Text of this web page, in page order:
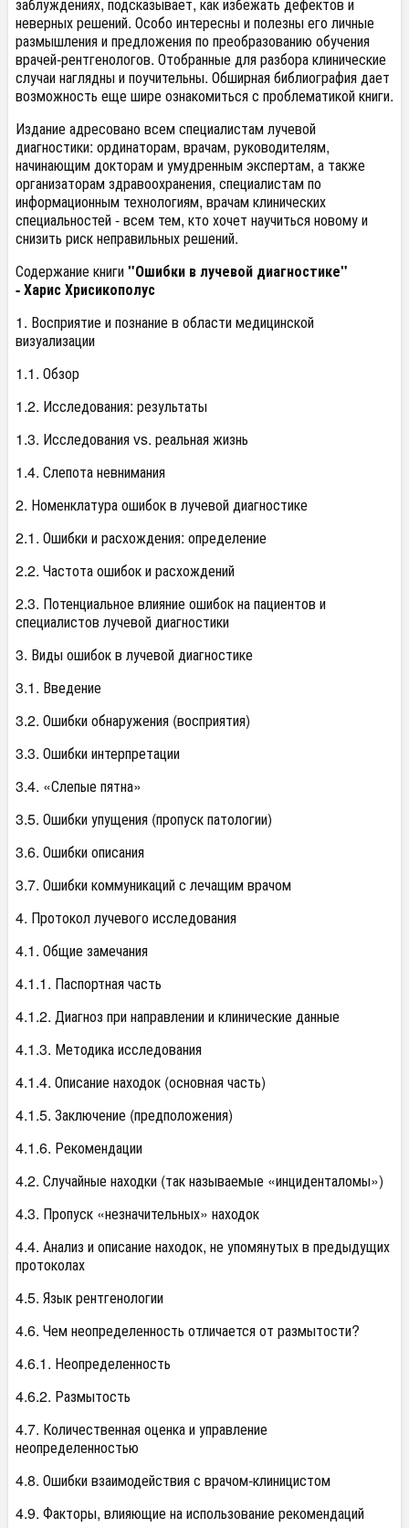
заблуждениях, подсказывает, как избежать дефектов и
неверных решений. Особо интересны и полезны его личные
размышления и предложения по преобразованию обучения
врачей-рентгенологов. Отобранные для разбора клинические
случаи наглядны и поучительны. Обширная библиография дает
возможность еще шире ознакомиться с проблематикой книги.
Издание адресовано всем специалистам лучевой
диагностики: ординаторам, врачам, руководителям,
начинающим докторам и умудренным экспертам, а также
организаторам здравоохранения, специалистам по
информационным технологиям, врачам клинических
специальностей - всем тем, кто хочет научиться новому и
снизить риск неправильных решений.
Содержание книги"Ошибки в лучевой диагностике"
-Харис Хрисикополус
1. Восприятие и познание в области медицинской
визуализации
1.1. Обзор
1.2. Исследования: результаты
1.3. Исследования vs. реальная жизнь
1.4. Слепота невнимания
2. Номенклатура ошибок в лучевой диагностике
2.1. Ошибки и расхождения: определение
2.2. Частота ошибок и расхождений
2.3. Потенциальное влияние ошибок на пациентов и
специалистов лучевой диагностики
3. Виды ошибок в лучевой диагностике
3.1. Введение
3.2. Ошибки обнаружения (восприятия)
3.3. Ошибки интерпретации
3.4. «Слепые пятна»
3.5. Ошибки упущения (пропуск патологии)
3.6. Ошибки описания
3.7. Ошибки коммуникаций с лечащим врачом
4. Протокол лучевого исследования
4.1. Общие замечания
4.1.1. Паспортная часть
4.1.2. Диагноз при направлении и клинические данные
4.1.3. Методика исследования
4.1.4. Описание находок (основная часть)
4.1.5. Заключение (предположения)
4.1.6. Рекомендации
4.2. Случайные находки (так называемые «инциденталомы»)
4.3. Пропуск «незначительных» находок
4.4. Анализ и описание находок, не упомянутых в предыдущих
протоколах
4.5. Язык рентгенологии
4.6. Чем неопределенность отличается от размытости?
4.6.1. Неопределенность
4.6.2. Размытость
4.7. Количественная оценка и управление
неопределенностью
4.8. Ошибки взаимодействия с врачом-клиницистом
4.9. Факторы, влияющие на использование рекомендаций